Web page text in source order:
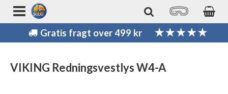
Gratis fragt over 499 kr
VIKING Redningsvestlys W4-A